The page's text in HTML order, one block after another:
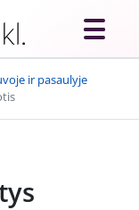
ir pasaulyje